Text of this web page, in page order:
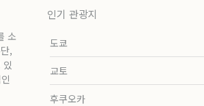
소
,
인기 관광지
도쿄
교토
후쿠오카